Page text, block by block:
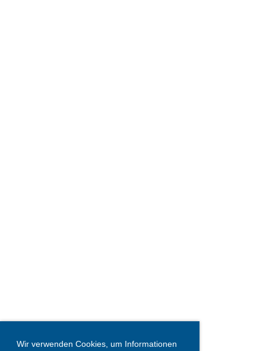
Wir verwenden Cookies, um Informationen